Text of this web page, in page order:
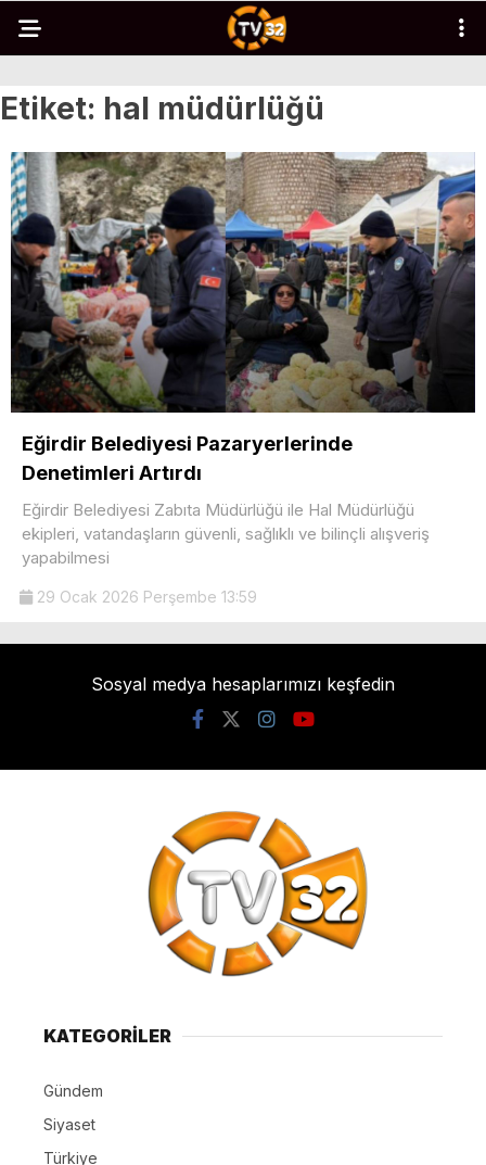
Etiket: hal müdürlüğü
Eğirdir Belediyesi Pazaryerlerinde
Denetimleri Artırdı
Eğirdir Belediyesi Zabıta Müdürlüğü ile Hal Müdürlüğü
ekipleri, vatandaşların güvenli, sağlıklı ve bilinçli alışveriş
yapabilmesi
29 Ocak 2026 Perşembe 13:59
Sosyal medya hesaplarımızı keşfedin
KATEGORİLER
Gündem
Siyaset
Türkiye